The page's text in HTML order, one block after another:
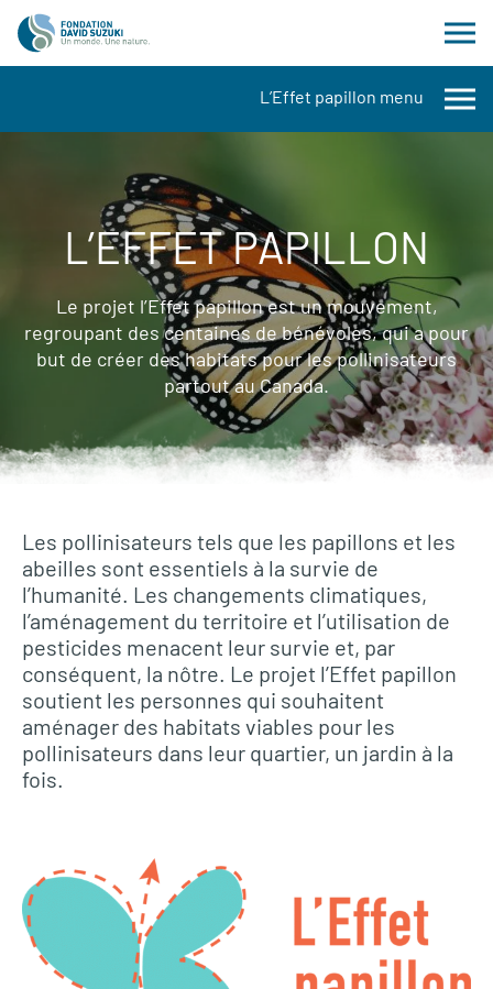
L’Effet papillon menu
L’EFFET PAPILLON
Le projet l’Effet papillon est un mouvement,
regroupant des centaines de bénévoles, qui a pour
but de créer des habitats pour les pollinisateurs
partout au Canada.
L’Effet papillon menu
Les pollinisateurs tels que les papillons et les
abeilles sont essentiels à la survie de
l’humanité. Les changements climatiques,
l’aménagement du territoire et l’utilisation de
pesticides menacent leur survie et, par
conséquent, la nôtre. Le projet l’Effet papillon
soutient les personnes qui souhaitent
aménager des habitats viables pour les
pollinisateurs dans leur quartier, un jardin à la
fois.